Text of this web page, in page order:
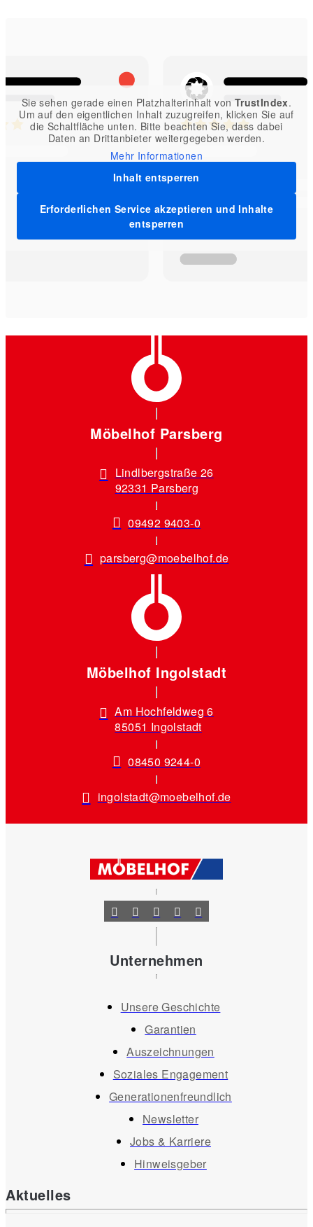
Sie sehen gerade einen Platzhalterinhalt von TrustIndex.
Um auf den eigentlichen Inhalt zuzugreifen, klicken Sie auf
die Schaltfläche unten. Bitte beachten Sie, dass dabei
Daten an Drittanbieter weitergegeben werden.
Mehr Informationen
Inhalt entsperren
Erforderlichen Service akzeptieren und Inhalte
entsperren
Möbelhof Parsberg
Lindlbergstraße 26
92331 Parsberg
09492 9403-0
parsberg@moebelhof.de
Möbelhof Ingolstadt
Am Hochfeldweg 6
85051 Ingolstadt
08450 9244-0
ingolstadt@moebelhof.de
Unternehmen
Unsere Geschichte
Garantien
Auszeichnungen
Soziales Engagement
Generationenfreundlich
Newsletter
Jobs & Karriere
Hinweisgeber
Aktuelles